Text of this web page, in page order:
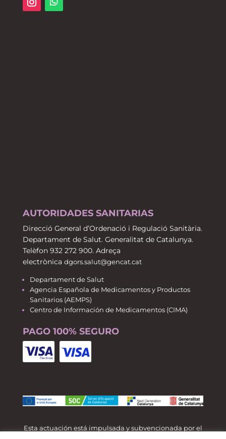
AUTORIDADES SANITARIAS
Direcció General d’Ordenació i Regulació Sanitària.
Departament de Salut. Generalitat de Catalunya.
Telèfon 932 272 900. Adreça
electrònica dgors.salut@gencat.cat
Departament de Salut
Agencia Española de Medicamentos y Productos
Sanitarios (AEMPS)
Centro de Información de Medicamentos (CIMA)
PAGO 100% SEGURO
Esta actuación está impulsada y subvencionada por el